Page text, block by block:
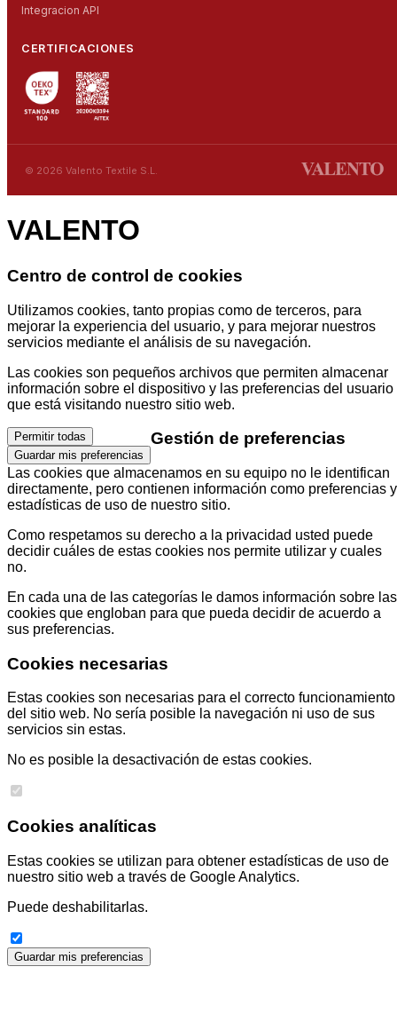
Integracion API
CERTIFICACIONES
© 2026 Valento Textile S.L.
VALENTO
Centro de control de cookies
Utilizamos cookies, tanto propias como de terceros, para
mejorar la experiencia del usuario, y para mejorar nuestros
servicios mediante el análisis de su navegación.
Las cookies son pequeños archivos que permiten almacenar
información sobre el dispositivo y las preferencias del usuario
que está visitando nuestro sitio web.
Permitir todas
Guardar mis preferencias
Gestión de preferencias
Las cookies que almacenamos en su equipo no le identifican
directamente, pero contienen información como preferencias y
estadísticas de uso de nuestro sitio.
Como respetamos su derecho a la privacidad usted puede
decidir cuáles de estas cookies nos permite utilizar y cuales
no.
En cada una de las categorías le damos información sobre las
cookies que engloban para que pueda decidir de acuerdo a
sus preferencias.
Cookies necesarias
Estas cookies son necesarias para el correcto funcionamiento
del sitio web. No sería posible la navegación ni uso de sus
servicios sin estas.
No es posible la desactivación de estas cookies.
Cookies analíticas
Estas cookies se utilizan para obtener estadísticas de uso de
nuestro sitio web a través de Google Analytics.
Puede deshabilitarlas.
Guardar mis preferencias